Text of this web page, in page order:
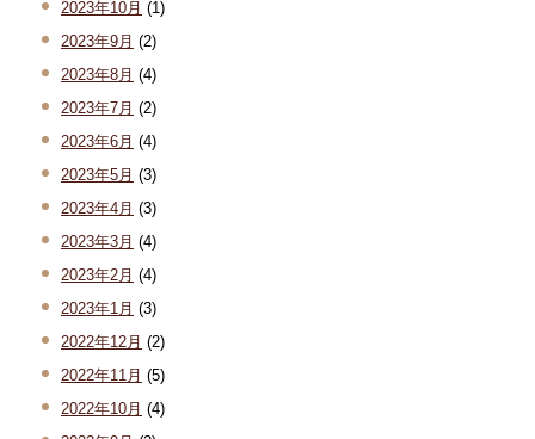
2023年10月 (1)
2023年9月 (2)
2023年8月 (4)
2023年7月 (2)
2023年6月 (4)
2023年5月 (3)
2023年4月 (3)
2023年3月 (4)
2023年2月 (4)
2023年1月 (3)
2022年12月 (2)
2022年11月 (5)
2022年10月 (4)